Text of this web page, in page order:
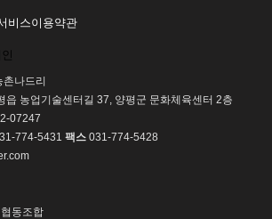
비스이용약관
나드리
읍 농업기술센터길 37, 양평군 문화체육센터 2층
07247
774-5431 팩스 031-774-5428
동조합